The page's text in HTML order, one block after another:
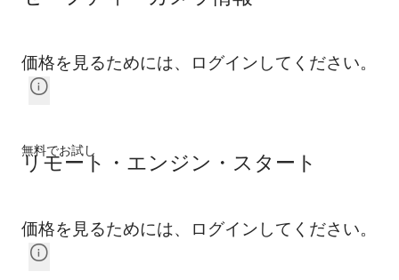
価格を見るためには、ログインしてください。
無料でお試し
リモート・エンジン・スタート
価格を見るためには、ログインしてください。